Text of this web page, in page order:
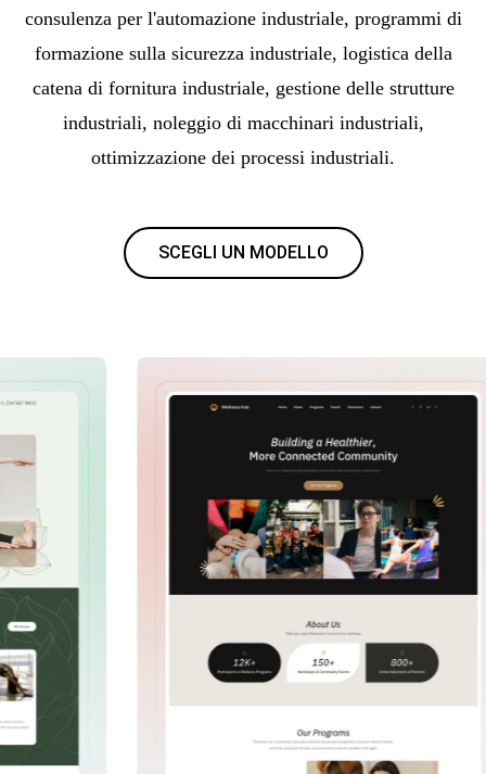
consulenza per l'automazione industriale, programmi di
formazione sulla sicurezza industriale, logistica della
catena di fornitura industriale, gestione delle strutture
industriali, noleggio di macchinari industriali,
ottimizzazione dei processi industriali.
SCEGLI UN MODELLO